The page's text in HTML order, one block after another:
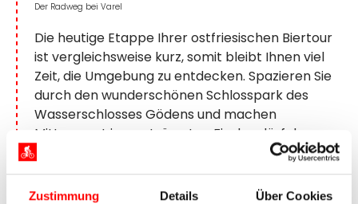
Zustimmung Details Über Cookies
Die heutige Etappe Ihrer ostfriesischen Biertour
ist vergleichsweise kurz, somit bleibt Ihnen viel
Zeit, die Umgebung zu entdecken. Spazieren Sie
durch den wunderschönen Schlosspark des
Wasserschlosses Gödens und machen
Mittagsrast im verträumten Fischerdörfchen
Dangast. Auf dem Deich radeln Sie weiter nach
Varel, wo das Tide Bier gebraut wird. Im Vareler
Brauhaus erwartet Sie nicht nur das
Der Radweg bei Varel